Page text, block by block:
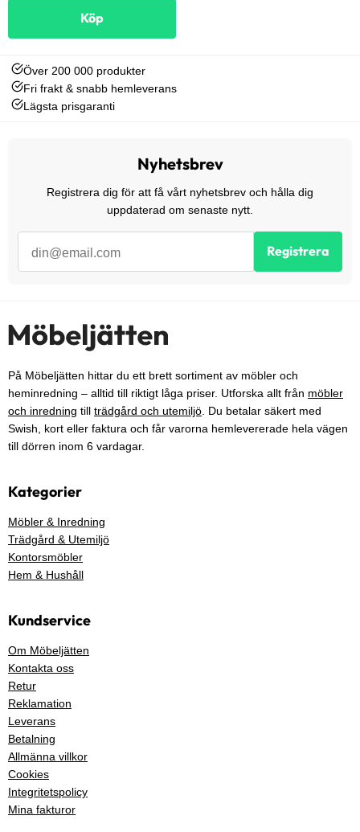
Köp
Över 200 000 produkter
Fri frakt & snabb hemleverans
Lägsta prisgaranti
Nyhetsbrev
Registrera dig för att få vårt nyhetsbrev och hålla dig
uppdaterad om senaste nytt.
Registrera
På Möbeljätten hittar du ett brett sortiment av möbler och
heminredning – alltid till riktigt låga priser. Utforska allt från möbler
och inredning till trädgård och utemiljö . Du betalar säkert med
Swish, kort eller faktura och får varorna hemlevererade hela vägen
till dörren inom 6 vardagar.
Kategorier
Möbler & Inredning
Trädgård & Utemiljö
Kontorsmöbler
Hem & Hushåll
Kundservice
Om Möbeljätten
Kontakta oss
Retur
Reklamation
Leverans
Betalning
Allmänna villkor
Cookies
Integritetspolicy
Mina fakturor